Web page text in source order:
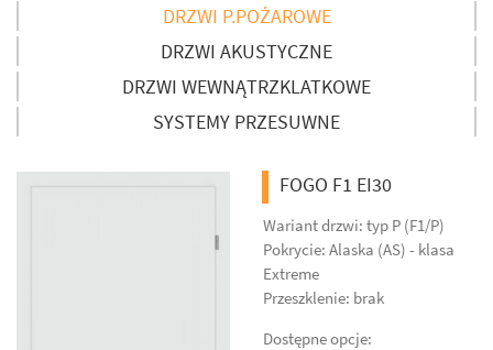
DRZWI P.POŻAROWE
DRZWI AKUSTYCZNE
DRZWI WEWNĄTRZKLATKOWE
SYSTEMY PRZESUWNE
FOGO F1 EI30
Wariant drzwi: typ P (F1/P)
Pokrycie: Alaska (AS) - klasa
Extreme
Przeszklenie: brak
Dostępne opcje: